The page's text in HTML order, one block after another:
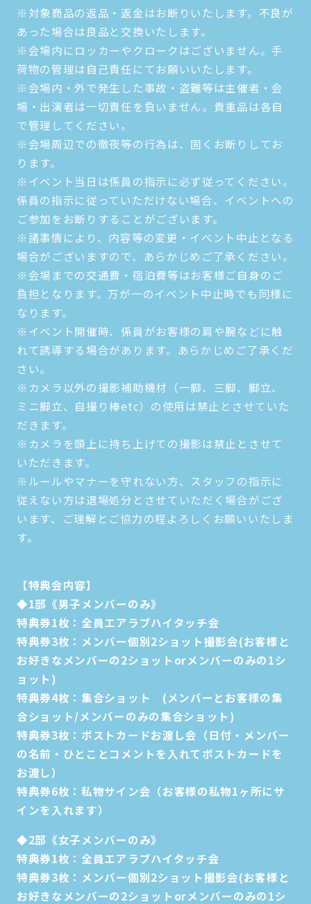
※対象商品の返品・返金はお断りいたします。不良が
あった場合は良品と交換いたします。
※会場内にロッカーやクロークはございません。手
荷物の管理は自己責任にてお願いいたします。
※会場内・外で発生した事故・盗難等は主催者・会
場・出演者は一切責任を負いません。貴重品は各自
で管理してください。
※会場周辺での徹夜等の行為は、固くお断りしてお
ります。
※イベント当日は係員の指示に必ず従ってください。
係員の指示に従っていただけない場合、イベントへの
ご参加をお断りすることがございます。
※諸事情により、内容等の変更・イベント中止となる
場合がございますので、あらかじめご了承ください。
※会場までの交通費・宿泊費等はお客様ご自身のご
負担となります。万が一のイベント中止時でも同様に
なります。
※イベント開催時、係員がお客様の肩や腕などに触
れて誘導する場合があります。あらかじめご了承くだ
さい。
※カメラ以外の撮影補助機材（一脚、三脚、脚立、
ミニ脚立、自撮り棒etc）の使用は禁止とさせていた
だきます。
※カメラを頭上に持ち上げての撮影は禁止とさせて
いただきます。
※ルールやマナーを守れない方、スタッフの指示に
従えない方は退場処分とさせていただく場合がござ
います、ご理解とご協力の程よろしくお願いいたしま
す。
【特典会内容】
◆1部《男子メンバーのみ》
特典券1枚：全員エアラブハイタッチ会
特典券3枚：メンバー個別2ショット撮影会(お客様と
お好きなメンバーの2ショットorメンバーのみの1シ
ョット)
特典券4枚：集合ショット (メンバーとお客様の集
合ショット/メンバーのみの集合ショット)
特典券3枚：ポストカードお渡し会（日付・メンバー
の名前・ひとことコメントを入れてポストカードを
お渡し）
特典券6枚：私物サイン会（お客様の私物1ヶ所にサ
インを入れます）
◆2部《女子メンバーのみ》
特典券1枚：全員エアラブハイタッチ会
特典券3枚：メンバー個別2ショット撮影会(お客様と
お好きなメンバーの2ショットorメンバーのみの1シ